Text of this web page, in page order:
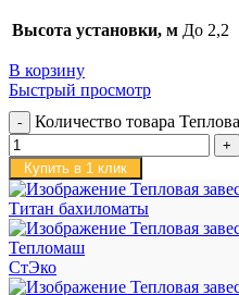
Высота установки, м До 2,2
В корзину
Быстрый просмотр
Количество товара
Купить в 1 клик
Титан бахиломаты
Тепломаш
СтЭко